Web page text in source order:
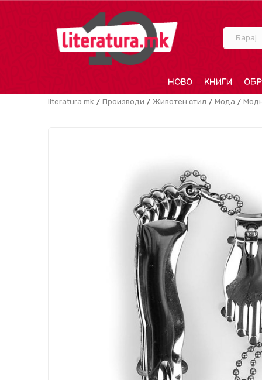
Барај
НОВО КНИГИ
literatura.mk Производи Животен стил Мода